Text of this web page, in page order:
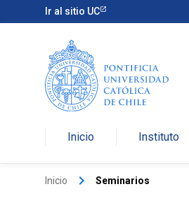
Ir al sitio UC
Inicio Instituto
Inicio keyboard_arrow_right Seminarios